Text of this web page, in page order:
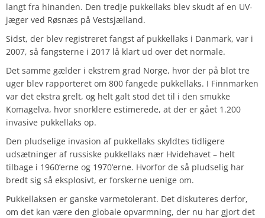
langt fra hinanden. Den tredje pukkellaks blev skudt af en UV-
jæger ved Røsnæs på Vestsjælland.
Sidst, der blev registreret fangst af pukkellaks i Danmark, var i
2007, så fangsterne i 2017 lå klart ud over det normale.
Det samme gælder i ekstrem grad Norge, hvor der på blot tre
uger blev rapporteret om 800 fangede pukkellaks. I Finnmarken
var det ekstra grelt, og helt galt stod det til i den smukke
Komagelva, hvor snorklere estimerede, at der er gået 1.200
invasive pukkellaks op.
Den pludselige invasion af pukkellaks skyldtes tidligere
udsætninger af russiske pukkellaks nær Hvidehavet – helt
tilbage i 1960’erne og 1970’erne. Hvorfor de så pludselig har
bredt sig så eksplosivt, er forskerne uenige om.
Pukkellaksen er ganske varmetolerant. Det diskuteres derfor,
om det kan være den globale opvarmning, der nu har gjort det